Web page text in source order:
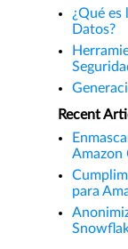
¿Qué es
Datos?
Recent
Amazon
para